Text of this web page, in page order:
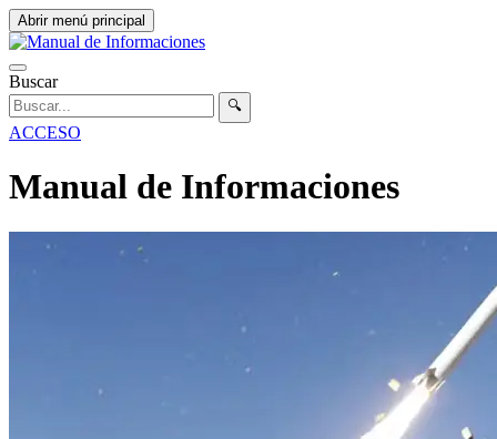
Abrir menú principal
Buscar
🔍
ACCESO
Manual de Informaciones